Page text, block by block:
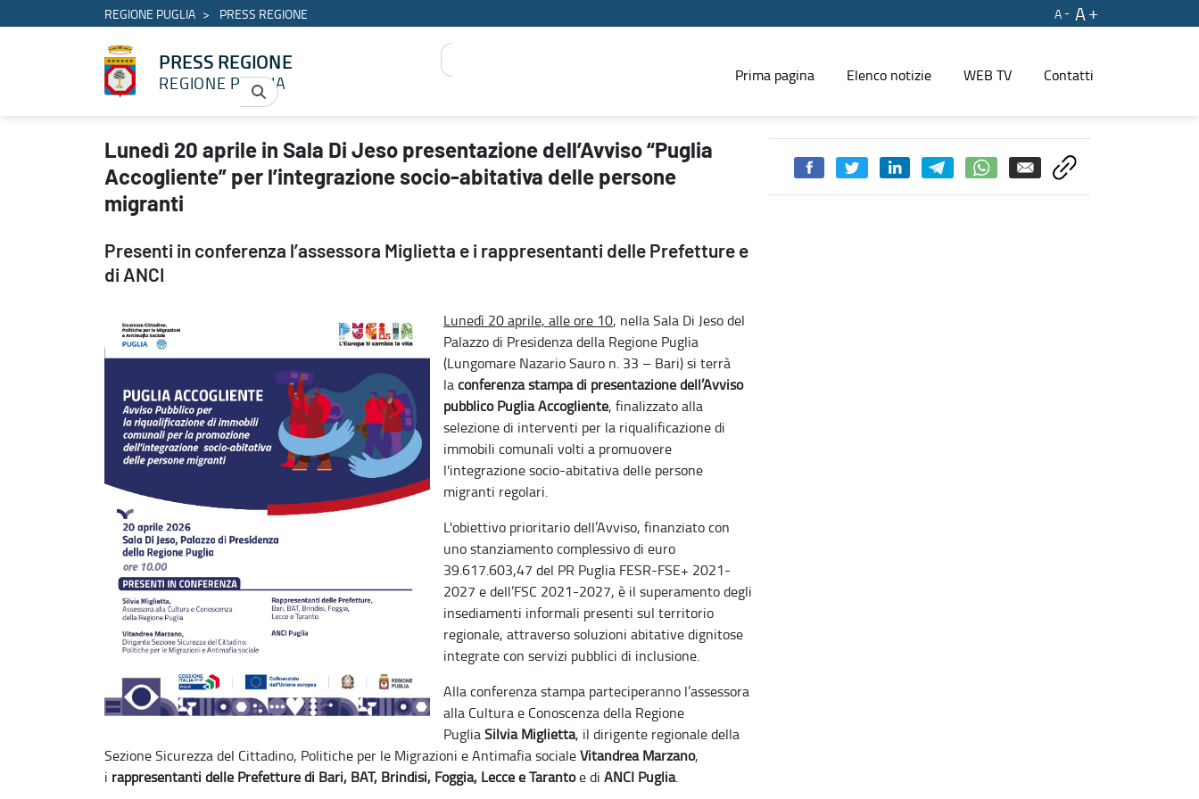
REGIONE PUGLIA PRESS REGIONE A
A
PRESS REGIONE
REGIONE PUGLIA Prima pagina Elenco notizie WEB TV Contatti
Lunedì 20 aprile in Sala Di Jeso presentazione dell’Avviso “Puglia Accogliente” per l’integrazione socio-abitativa delle persone migranti - PRESS REGIONE
Lunedì 20 aprile in Sala Di Jeso presentazione dell’Avviso “Puglia
Accogliente” per l’integrazione socio-abitativa delle persone
migranti
Presenti in conferenza l’assessora Miglietta e i rappresentanti delle Prefetture e
di ANCI
Lunedì 20 aprile, alle ore 10, nella Sala Di Jeso del
Palazzo di Presidenza della Regione Puglia
(Lungomare Nazario Sauro n. 33 – Bari) si terrà
laconferenza stampa di presentazione dell’Avviso
pubblico Puglia Accogliente, finalizzato alla
selezione di interventi per la riqualificazione di
immobili comunali volti a promuovere
l'integrazione socio-abitativa delle persone
migranti regolari.
L'obiettivo prioritario dell’Avviso, finanziato con
uno stanziamento complessivo di euro
39.617.603,47 del PR Puglia FESR-FSE+ 2021-
2027 e dell’FSC 2021-2027, è il superamento degli
insediamenti informali presenti sul territorio
regionale, attraverso soluzioni abitative dignitose
integrate con servizi pubblici di inclusione.
Alla conferenza stampa parteciperanno l’assessora
alla Cultura e Conoscenza della Regione
PugliaSilvia Miglietta, il dirigente regionale della
Sezione Sicurezza del Cittadino, Politiche per le Migrazioni e Antimafia socialeVitandrea Marzano,
i rappresentanti delle Prefetture di Bari, BAT, Brindisi, Foggia, Lecce e Tarantoe di ANCI Puglia.